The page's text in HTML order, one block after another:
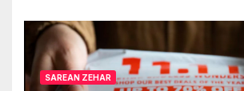
SAREAN ZEHAR